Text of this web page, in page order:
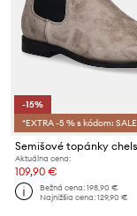
-15%
*EXTRA -5 % s kódom: SALE
Aktuálna cena:
109,90 €
Bežná cena:198,90 €
Najnižšia cena:129,90 €